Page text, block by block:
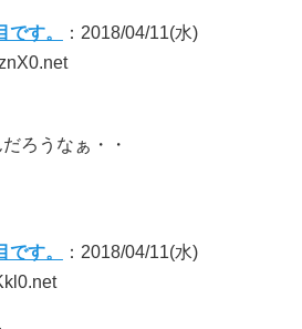
す。
：2018/04/11(水)
ろうなぁ・・
す。
：2018/04/11(水)